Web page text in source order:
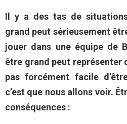
Il y a des tas de
grand peut sérieusement
jouer dans une équipe de
être grand peut représenter
pas forcément facile
c’est que nous allons voir.
conséquences :